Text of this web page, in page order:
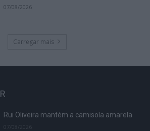
07/08/2026
Carregar mais
Rui Oliveira mantém a camisola amarela
07/08/2026